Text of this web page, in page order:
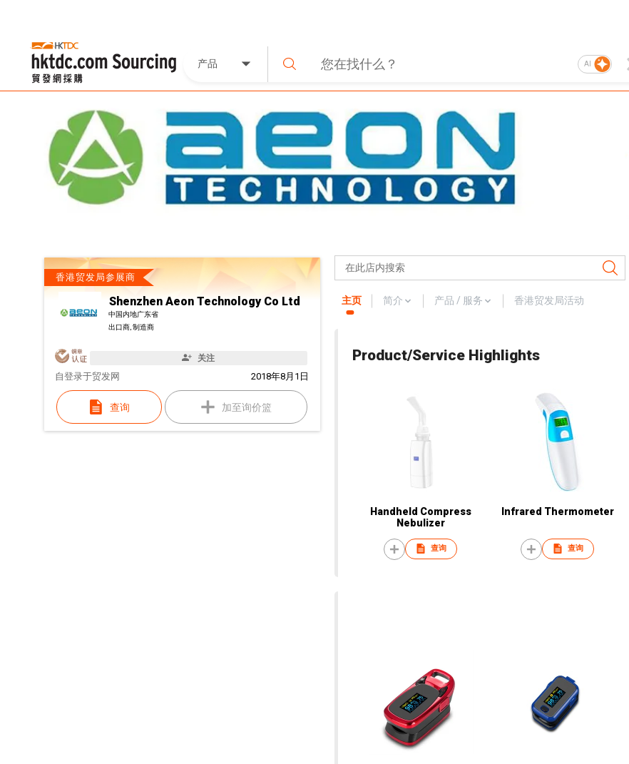
产品 AI
香港贸发局参展商
Shenzhen Aeon Technology Co Ltd
中国内地广东省
出口商, 制造商
关注
自 2018年8月1日
登录于贸发网
查询 加至询价篮
主页 简介 产品 / 服务 香港贸发局活动
Product/Service Highlights
Handheld Compress
Nebulizer
查询
Infrared Thermometer
查询